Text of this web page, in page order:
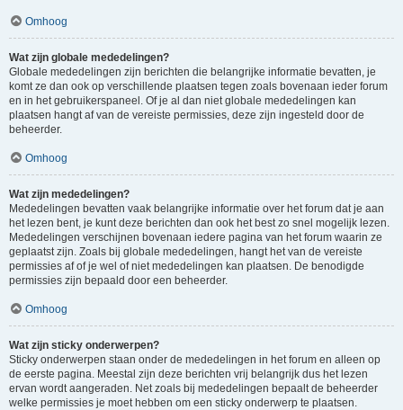
Omhoog
Wat zijn globale mededelingen?
Globale mededelingen zijn berichten die belangrijke informatie bevatten, je
komt ze dan ook op verschillende plaatsen tegen zoals bovenaan ieder forum
en in het gebruikerspaneel. Of je al dan niet globale mededelingen kan
plaatsen hangt af van de vereiste permissies, deze zijn ingesteld door de
beheerder.
Omhoog
Wat zijn mededelingen?
Mededelingen bevatten vaak belangrijke informatie over het forum dat je aan
het lezen bent, je kunt deze berichten dan ook het best zo snel mogelijk lezen.
Mededelingen verschijnen bovenaan iedere pagina van het forum waarin ze
geplaatst zijn. Zoals bij globale mededelingen, hangt het van de vereiste
permissies af of je wel of niet mededelingen kan plaatsen. De benodigde
permissies zijn bepaald door een beheerder.
Omhoog
Wat zijn sticky onderwerpen?
Sticky onderwerpen staan onder de mededelingen in het forum en alleen op
de eerste pagina. Meestal zijn deze berichten vrij belangrijk dus het lezen
ervan wordt aangeraden. Net zoals bij mededelingen bepaalt de beheerder
welke permissies je moet hebben om een sticky onderwerp te plaatsen.